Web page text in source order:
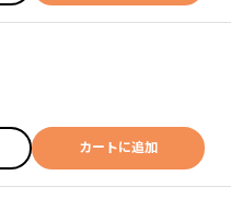
カートに追加